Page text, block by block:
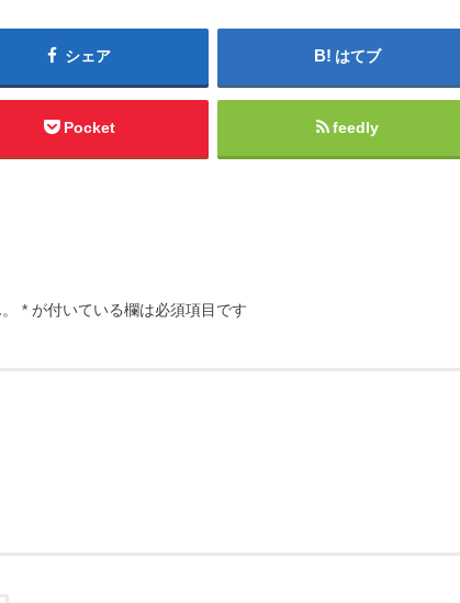
シェア はてブ
Pocket feedly
* が付いている欄は必須項目です